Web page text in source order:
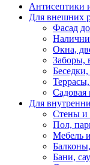
Антисептики
Для внешних
Фасад
Окна,
Заборы,
Садовая
Для
Стены и
Пол,
Мебель
Бани,